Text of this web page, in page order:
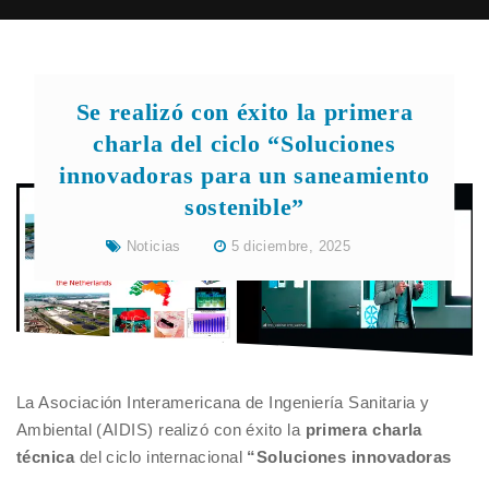
Se realizó con éxito la primera
charla del ciclo “Soluciones
innovadoras para un saneamiento
sostenible”
Noticias 5 diciembre, 2025
La Asociación Interamericana de Ingeniería Sanitaria y
Ambiental (AIDIS) realizó con éxito la primera charla
técnica del ciclo internacional “Soluciones innovadoras